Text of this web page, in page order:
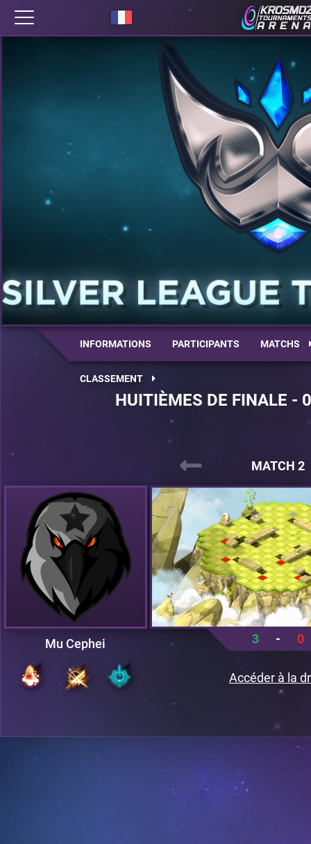
INFORMATIONS PARTICIPANTS MATCHS
CLASSEMENT
HUITIÈMES DE FINALE
MATCH 2
Mu Cephei 3 - 0
Accéder à la